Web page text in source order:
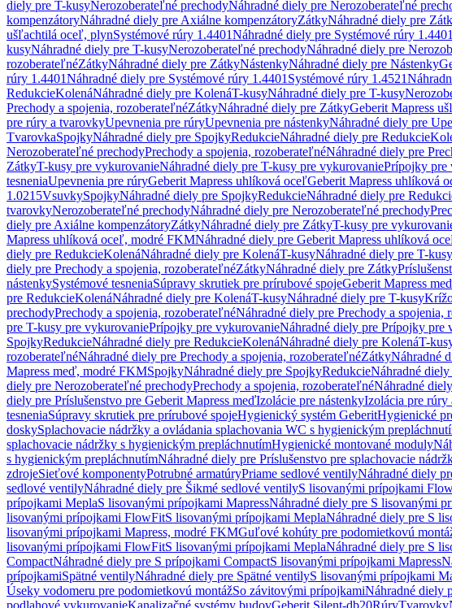
diely pre T-kusyNerozoberateľné prechodyNáhradné diely pre Nerozoberateľné
kompenzátoryNáhradné diely pre Axiálne kompenzátoryZátkyNáhradné diely pre
ušľachtilá oceľ, plynSystémové rúry 1.4401Náhradné diely pre Systémové rúry 1.4401
kusyNáhradné diely pre T-kusyNerozoberateľné prechodyNáhradné diely pre
rozoberateľnéZátkyNáhradné diely pre ZátkyNástenkyNáhradné diely pre Nástenky
rúry 1.4401Náhradné diely pre Systémové rúry 1.4401 Systémové rúry 1.4521
RedukcieKolenáNáhradné diely pre KolenáT-kusyNáhradné diely pre T-kusy
Prechody a spojenia, rozoberateľnéZátkyNáhradné diely pre ZátkyGeberit Mapress
pre rúry a tvarovkyUpevnenia pre rúryUpevnenia pre nástenkyNáhradné diely pre
TvarovkaSpojkyNáhradné diely pre SpojkyRedukcieNáhradné diely pre Redukcie
Nerozoberateľné prechodyPrechody a spojenia, rozoberateľnéNáhradné diely pre
ZátkyT-kusy pre vykurovanieNáhradné diely pre T-kusy pre vykurovaniePrípojky pre
tesneniaUpevnenia pre rúryGeberit Mapress uhlíková oceľGeberit Mapress uhlíková
1.0215VsuvkySpojkyNáhradné diely pre SpojkyRedukcieNáhradné diely pre
tvarovkyNerozoberateľné prechodyNáhradné diely pre Nerozoberateľné prechody
diely pre Axiálne kompenzátoryZátkyNáhradné diely pre ZátkyT-kusy pre
Mapress uhlíková oceľ, modré FKMNáhradné diely pre Geberit Mapress uhlíková
diely pre RedukcieKolenáNáhradné diely pre KolenáT-kusyNáhradné diely pre T-kusy
diely pre Prechody a spojenia, rozoberateľnéZátkyNáhradné diely pre Zátky
nástenkySystémové tesneniaSúpravy skrutiek pre prírubové spojeGeberit Mapress
pre RedukcieKolenáNáhradné diely pre KolenáT-kusyNáhradné diely pre T-kusy
prechodyPrechody a spojenia, rozoberateľnéNáhradné diely pre Prechody a spojenia,
pre T-kusy pre vykurovaniePrípojky pre vykurovanieNáhradné diely pre Prípojky pre
SpojkyRedukcieNáhradné diely pre RedukcieKolenáNáhradné diely pre KolenáT-
rozoberateľnéNáhradné diely pre Prechody a spojenia, rozoberateľnéZátkyNáhradné
Mapress meď, modré FKMSpojkyNáhradné diely pre SpojkyRedukcieNáhradné
diely pre Nerozoberateľné prechodyPrechody a spojenia, rozoberateľnéNáhradné
diely pre Príslušenstvo pre Geberit Mapress meďIzolácie pre nástenkyIzolácia pre rúry
tesneniaSúpravy skrutiek pre prírubové spojeHygienický systém GeberitHygienické
doskySplachovacie nádržky a ovládania splachovania WC s hygienickým
splachovacie nádržky s hygienickým prepláchnutímHygienické montované moduly
s hygienickým prepláchnutímNáhradné diely pre Príslušenstvo pre splachovacie
zdrojeSieťové komponentyPotrubné armatúryPriame sedlové ventilyNáhradné diely
sedlové ventilyNáhradné diely pre Šikmé sedlové ventilyS lisovanými prípojkami
prípojkami MeplaS lisovanými prípojkami MapressNáhradné diely pre S lisovanými
lisovanými prípojkami FlowFitS lisovanými prípojkami MeplaNáhradné diely pre S
lisovanými prípojkami Mapress, modré FKMGuľové kohúty pre podomietkovú
lisovanými prípojkami FlowFitS lisovanými prípojkami MeplaNáhradné diely pre S
CompactNáhradné diely pre S prípojkami CompactS lisovanými prípojkami Mapress
prípojkamiSpätné ventilyNáhradné diely pre Spätné ventilyS lisovanými prípojkami
Úseky vodomeru pre podomietkovú montážSo závitovými prípojkamiNáhradné diely
podlahové vykurovanieKanalizačné systémy budovGeberit Silent-db20RúryTvarovky